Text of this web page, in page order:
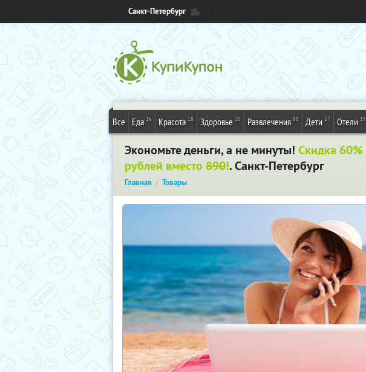
Санкт-Петербург
Все Еда 16 Красота 18 Здоровье 15 Развлечения 88 Дети 27 Отели 19
Экономьте деньги, а не минуты! Скидка 60%
рублей вместо 890!. Санкт-Петербург
Главная Товары